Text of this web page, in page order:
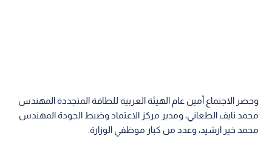
وحضر الاجتماع أمين عام الهيئة العربية للطاقة المتجددة المهندس
محمد نايف الطعاني، ومدير مركز الاعتماد وضبط الجودة المهندس
محمد خير ارشيد، وعدد من كبار موظفي الوزارة.